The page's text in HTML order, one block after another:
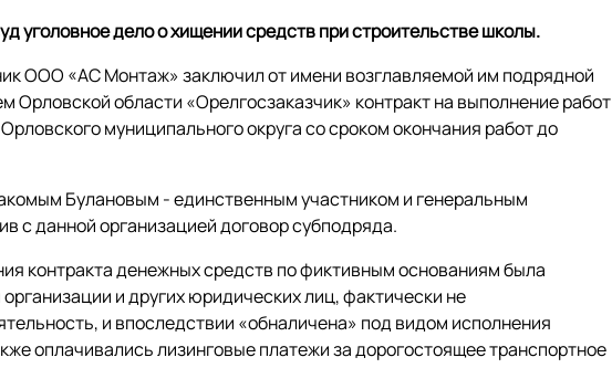
уголовное дело о хищении средств при строительстве школы.
ООО «АС Монтаж» заключил от имени возглавляемой им подрядной
Орловской области «Орелгосзаказчик» контракт на выполнение работ
муниципального округа со сроком окончания работ до
Булановым - единственным участником и генеральным
с данной организацией договор субподряда.
контракта денежных средств по фиктивным основаниям была
и других юридических лиц, фактически не
и впоследствии «обналичена» под видом исполнения
оплачивались лизинговые платежи за дорогостоящее транспортное